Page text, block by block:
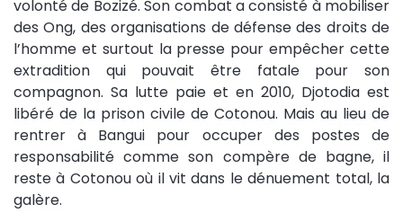
volonté de Bozizé. Son combat a consisté à mobiliser
des Ong, des organisations de défense des droits de
l’homme et surtout la presse pour empêcher cette
extradition qui pouvait être fatale pour son
compagnon. Sa lutte paie et en 2010, Djotodia est
libéré de la prison civile de Cotonou. Mais au lieu de
rentrer à Bangui pour occuper des postes de
responsabilité comme son compère de bagne, il
reste à Cotonou où il vit dans le dénuement total, la
galère.